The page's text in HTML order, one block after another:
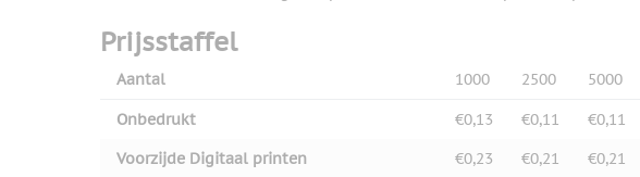
Prijsstaffel
Aantal 1000 2500 5000
Onbedrukt €0,13 €0,11 €0,11
Voorzijde Digitaal printen
€0,23 €0,21 €0,21